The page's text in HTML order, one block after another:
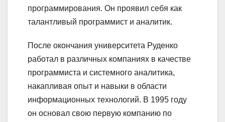
программирования. Он проявил себя как
талантливый программист и аналитик.
После окончания университета Руденко
работал в различных компаниях в качестве
программиста и системного аналитика,
накапливая опыт и навыки в области
информационных технологий. В 1995 году
он основал свою первую компанию по